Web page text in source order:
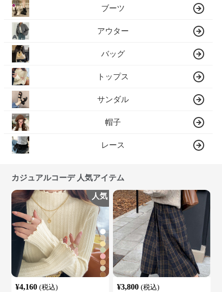
ブーツ
アウター
バッグ
トップス
サンダル
帽子
レース
カジュアルコーデ 人気アイテム
人気
¥4,160 (税込) ¥3,800 (税込)